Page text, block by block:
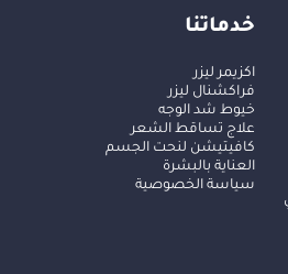
خدماتنا
اكزيمر ليزر
فراكشنال ليزر
خيوط شد الوجه
علاج تساقط الشعر
كافيتيشن لنحت الجسم
العناية بالبشرة
سياسة الخصوصية